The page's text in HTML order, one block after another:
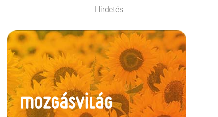
Hirdetés